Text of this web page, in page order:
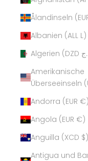
Ålandinseln
Albanien (ALL L)
Amerikanische
Überseeinseln
Andorra (EUR €)
Angola (EUR €)
Anguilla (XCD $)
Antigua und